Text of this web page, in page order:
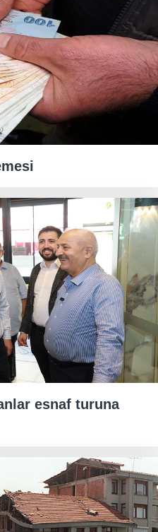
esnaf turuna